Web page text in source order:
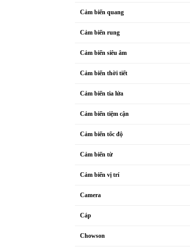
Cảm biến quang
Cảm biến rung
Cảm biến siêu âm
Cảm biến thời tiết
Cảm biến tia lửa
Cảm biến tiệm cận
Cảm biến tốc độ
Cảm biến từ
Cảm biến vị trí
Camera
Cáp
Chowson